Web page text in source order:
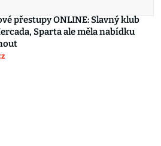
přestupy ONLINE: Slavný klub
Sparta ale měla nabídku